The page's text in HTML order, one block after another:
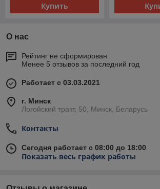
Купить
О нас
Рейтинг не сформирован
Менее 5 отзывов за последний год
Работает с 03.03.2021
г. Минск
Логойский тракт, 50, Минск, Беларусь
Контакты
Сегодня работает с 08:00 до 18:00
Показать весь график работы